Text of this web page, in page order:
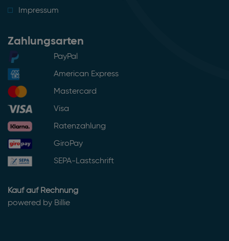
Impressum
Zahlungsarten
PayPal
American Express
Mastercard
Visa
Ratenzahlung
GiroPay
SEPA-Lastschrift
Kauf auf Rechnung
powered by Billie